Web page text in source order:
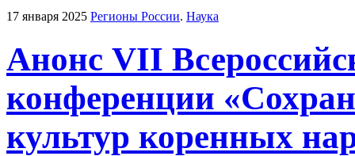
17 января 2025 Регионы России. Наука
Анонс VII
конференции
культур коренных